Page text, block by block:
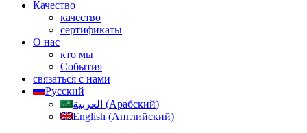
Качество
качество
сертификаты
О нас
кто мы
События
связаться с нами
Русский
العربية (Арабский)
English (Английский)